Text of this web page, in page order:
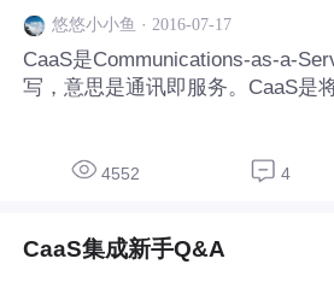
都有事外出，你睡到大中午都不肯
饭。拿你没办法，胃不好就算了，
懒，没有我你可怎么办。我带着你
扒饭，避开宿管阿姨溜进你宿舍，
悠悠小小鱼 · 2016-07-17
CaaS是Communications-as-a-
写，意思是通讯即服务。CaaS是
Interface，应用软件编程接口)或
业、SME、垂直行业、CP/SP以及
4552 4
CaaS集成新手Q&A